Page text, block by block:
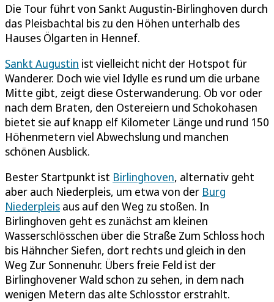
Die Tour führt von Sankt Augustin-Birlinghoven durch
das Pleisbachtal bis zu den Höhen unterhalb des
Hauses Ölgarten in Hennef.
Sankt Augustin ist vielleicht nicht der Hotspot für
Wanderer. Doch wie viel Idylle es rund um die urbane
Mitte gibt, zeigt diese Osterwanderung. Ob vor oder
nach dem Braten, den Ostereiern und Schokohasen
bietet sie auf knapp elf Kilometer Länge und rund 150
Höhenmetern viel Abwechslung und manchen
schönen Ausblick.
Bester Startpunkt ist Birlinghoven, alternativ geht
aber auch Niederpleis, um etwa von der Burg
Niederpleis aus auf den Weg zu stoßen. In
Birlinghoven geht es zunächst am kleinen
Wasserschlösschen über die Straße Zum Schloss hoch
bis Hähncher Siefen, dort rechts und gleich in den
Weg Zur Sonnenuhr. Übers freie Feld ist der
Birlinghovener Wald schon zu sehen, in dem nach
wenigen Metern das alte Schlosstor erstrahlt.